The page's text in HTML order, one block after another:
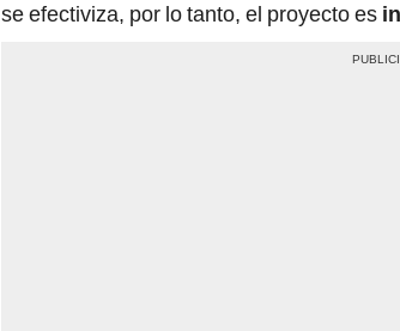
se efectiviza, por lo tanto, el proyecto es